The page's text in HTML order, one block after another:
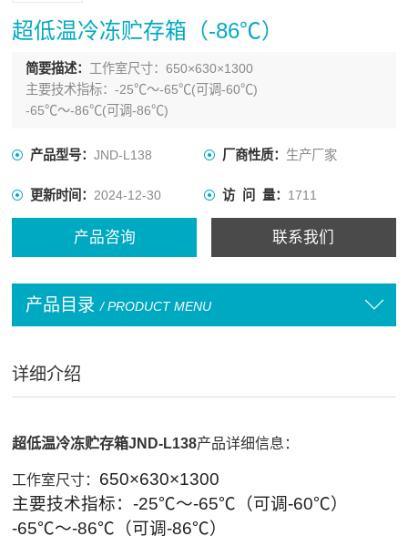
超低温冷冻贮存箱（-86℃）
简要描述： 工作室尺寸：650×630×1300
主要技术指标：-25℃～-65℃(可调-60℃)
-65℃～-86℃(可调-86℃)
产品型号：JND-L138 厂商性质： 生产厂家
更新时间：2024-12-30 访 问 量： 1711
产品咨询 联系我们
产品目录 / PRODUCT MENU
详细介绍
超低温冷冻贮存箱JND-L138产品详细信息：
工作室尺寸： 650×630×1300
主要技术指标：-25℃～-65℃（可调-60℃）
-65℃～-86℃（可调-86℃）